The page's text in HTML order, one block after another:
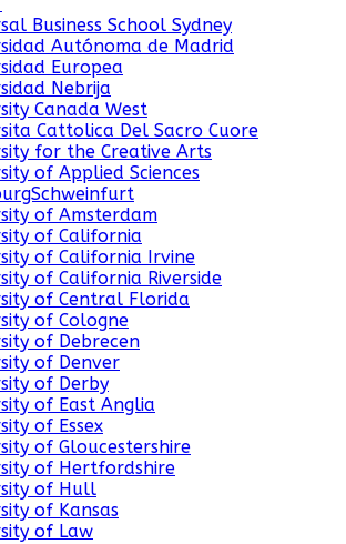
Business School Sydney
Autónoma de Madrid
Europea
Nebrija
Canada West
Cattolica Del Sacro Cuore
for the Creative Arts
of Applied Sciences
of Amsterdam
of California
of California Irvine
of California Riverside
of Central Florida
of Cologne
of Debrecen
of Denver
of Derby
of East Anglia
of Essex
of Gloucestershire
of Hertfordshire
of Hull
of Kansas
of Law